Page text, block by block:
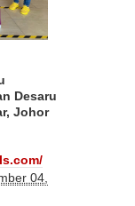
Desaru
Johor
04,